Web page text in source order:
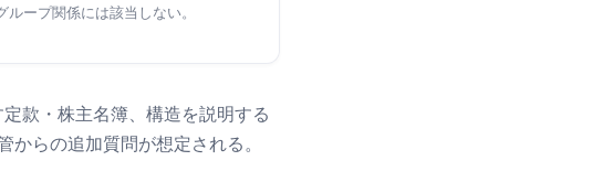
ループ関係には該当しない。
款・株主名簿、構造を説明する
らの追加質問が想定される。